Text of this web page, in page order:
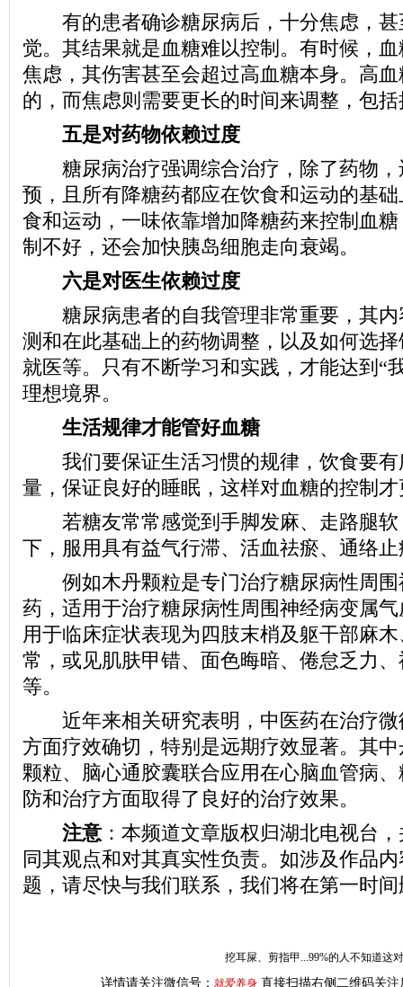
有的患者确诊糖尿病后，十分焦虑，甚
觉。其结果就是血糖难以控制。有时候，
焦虑，其伤害甚至会超过高血糖本身。高
的，而焦虑则需要更长的时间来调整，包
五是对药物依赖过度
糖尿病治疗强调综合治疗，除了药物，
预，且所有降糖药都应在饮食和运动的基
食和运动，一味依靠增加降糖药来控制血
制不好，还会加快胰岛细胞走向衰竭。
六是对医生依赖过度
糖尿病患者的自我管理非常重要，其内
测和在此基础上的药物调整，以及如何选
就医等。只有不断学习和实践，才能达到“
理想境界。
生活规律才能管好血糖
我们要保证生活习惯的规律，饮食要有
量，保证良好的睡眠，这样对血糖的控制
若糖友常常感觉到手脚发麻、走路腿软
下，服用具有益气行滞、活血祛瘀、通络
例如木丹颗粒是专门治疗糖尿病性周围
药，适用于治疗糖尿病性周围神经病变属
用于临床症状表现为四肢末梢及躯干部麻
常，或见肌肤甲错、面色晦暗、倦怠乏力
等。
近年来相关研究表明，中医药在治疗微
方面疗效确切，特别是远期疗效显著。其
颗粒、脑心通胶囊联合应用在心脑血管病
防和治疗方面取得了良好的治疗效果。
注意 ：本频道文章版权归湖北电视台
同其观点和对其真实性负责。如涉及作品
题，请尽快与我们联系，我们将在第一时
挖耳屎、剪指甲...99%的人不知道这
详情请关注微信号： 就爱养身 直接扫描右侧二维码关注